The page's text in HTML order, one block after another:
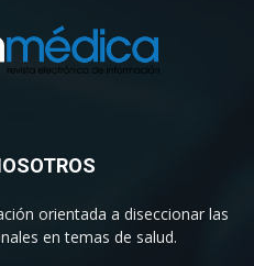
orientada a diseccionar las
en temas de salud.